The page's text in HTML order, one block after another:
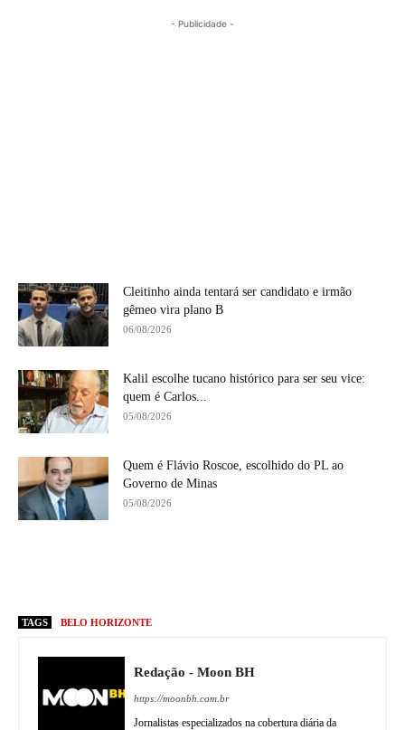
- Publicidade -
Cleitinho ainda tentará ser candidato e irmão
gêmeo vira plano B
06/08/2026
Kalil escolhe tucano histórico para ser seu vice:
quem é Carlos...
05/08/2026
Quem é Flávio Roscoe, escolhido do PL ao
Governo de Minas
05/08/2026
TAGS BELO HORIZONTE
Redação - Moon BH
https://moonbh.com.br
Jornalistas especializados na cobertura diária da